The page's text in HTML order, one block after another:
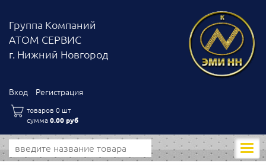
Группа Компаний
АТОМ СЕРВИС
г. Нижний Новгород
Вход Регистрация
товаров 0 шт
сумма 0.00 руб